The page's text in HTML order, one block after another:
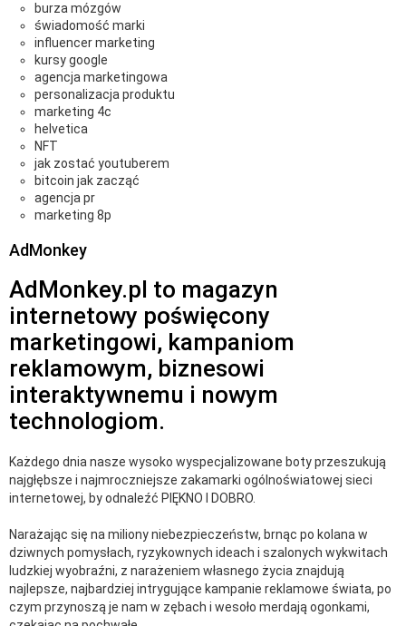
burza mózgów
świadomość marki
influencer marketing
kursy google
agencja marketingowa
personalizacja produktu
marketing 4c
helvetica
NFT
jak zostać youtuberem
bitcoin jak zacząć
agencja pr
marketing 8p
AdMonkey
AdMonkey.pl to magazyn
internetowy poświęcony
marketingowi, kampaniom
reklamowym, biznesowi
interaktywnemu i nowym
technologiom.
Każdego dnia nasze wysoko wyspecjalizowane boty przeszukują
najgłębsze i najmroczniejsze zakamarki ogólnoświatowej sieci
internetowej, by odnaleźć PIĘKNO I DOBRO.
Narażając się na miliony niebezpieczeństw, brnąc po kolana w
dziwnych pomysłach, ryzykownych ideach i szalonych wykwitach
ludzkiej wyobraźni, z narażeniem własnego życia znajdują
najlepsze, najbardziej intrygujące kampanie reklamowe świata, po
czym przynoszą je nam w zębach i wesoło merdają ogonkami,